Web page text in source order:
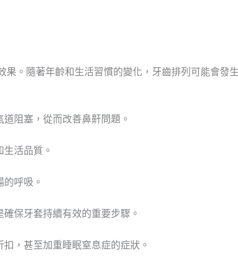
。隨著年齡和生活習慣的變化，牙齒排列可能會發
阻塞，從而改善鼻鼾問題。
活品質。
呼吸。
保牙套持續有效的重要步驟。
，甚至加重睡眠窒息症的症狀。